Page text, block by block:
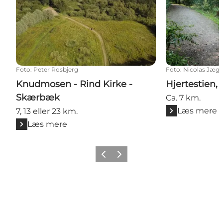
Foto: Peter Rosbjerg
Knudmosen - Rind Kirke -
Skærbæk
7, 13 eller 23 km.
Læs mere
Foto: Nicolas
Hjertestien,
Ca. 7 km.
Læs mere
Forrige billede
Næste billede